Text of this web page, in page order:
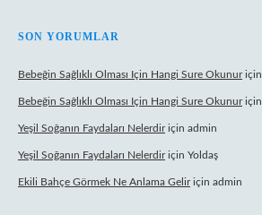
SON YORUMLAR
Bebeğin Sağlıklı Olması Için Hangi Sure Okunuriçin
Bebeğin Sağlıklı Olması Için Hangi Sure Okunuriçin
Yeşil Soğanın Faydaları Nelerdiriçin admin
Yeşil Soğanın Faydaları Nelerdiriçin Yoldaş
Ekili Bahçe Görmek Ne Anlama Geliriçin admin